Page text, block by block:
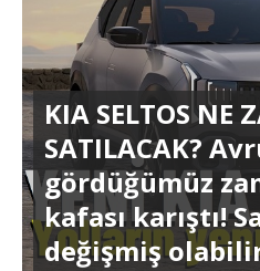
KIA SELTOS NE
SATILACAK?
gördüğümüz
kafası karıştı!
değişmiş